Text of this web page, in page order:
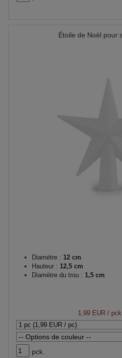
Étoile de Noël pour
Diamètre : 12 cm
Hauteur : 12,5 cm
Diamètre du trou : 1,5 cm
1,99 EUR /
pck.